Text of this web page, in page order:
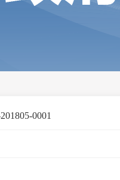
0001